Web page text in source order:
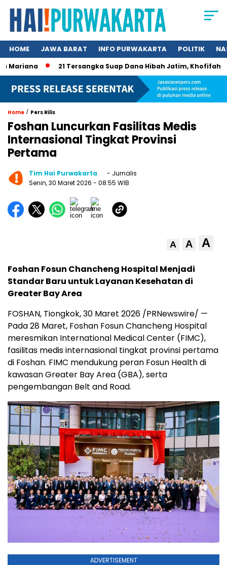
HOME JAWA BARAT INFO PURWAKARTA POLITIK
21 Tersangka Suap Dana Hibah Jatim, Khofifah Kini
Home / Pers Rilis
Foshan Luncurkan Fasilitas Medis
Internasional Tingkat Provinsi
Pertama
Tim Hai Purwakarta
- Jurnalis
Senin, 30 Maret 2026 - 08:55 WIB
A A A
Foshan Fosun Chancheng Hospital Menjadi
Standar Baru untuk Layanan Kesehatan di
Greater Bay Area
FOSHAN, Tiongkok, 30 Maret 2026 /PRNewswire/ —
Pada 28 Maret, Foshan Fosun Chancheng Hospital
meresmikan International Medical Center (FIMC),
fasilitas medis internasional tingkat provinsi pertama
di Foshan. FIMC mendukung peran Fosun Health di
kawasan Greater Bay Area (GBA), serta
pengembangan Belt and Road.
ADVERTISEMENT